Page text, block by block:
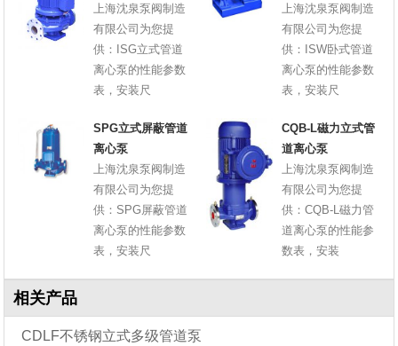
上海沈泉泵阀制造
有限公司为您提
供：ISG立式管道
离心泵的性能参数
表，安装尺
上海沈泉泵阀制造
有限公司为您提
供：ISW卧式管道
离心泵的性能参数
表，安装尺
SPG立式屏蔽管道
离心泵
上海沈泉泵阀制造
有限公司为您提
供：SPG屏蔽管道
离心泵的性能参数
表，安装尺
CQB-L磁力立式管
道离心泵
上海沈泉泵阀制造
有限公司为您提
供：CQB-L磁力管
道离心泵的性能参
数表，安装
相关产品
CDLF不锈钢立式多级管道泵